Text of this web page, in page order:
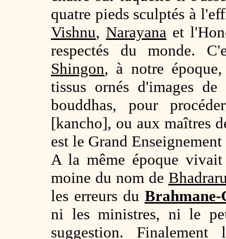
quatre pieds sculptés à
Vishnu, Narayanaet
respectés du monde.
Shingon, à notre
tissus ornés d'images
bouddhas, pour
[kancho], ou aux maîtres
est le Grand
A la même époque
moine du nom de
les erreurs du
ni les ministres, ni le
suggestion.